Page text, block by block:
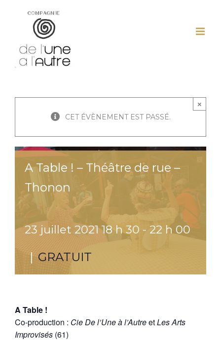
×
CET ÉVÈNEMENT EST PASSÉ.
A Table ! – Théâtre de rue –
Thonon
23 juillet 2021 18 h 30 - 22 h 00
| GRATUIT
A Table !
Co-production : Cie De l’Une à l’AutreetLes Arts
Improvisés (61)